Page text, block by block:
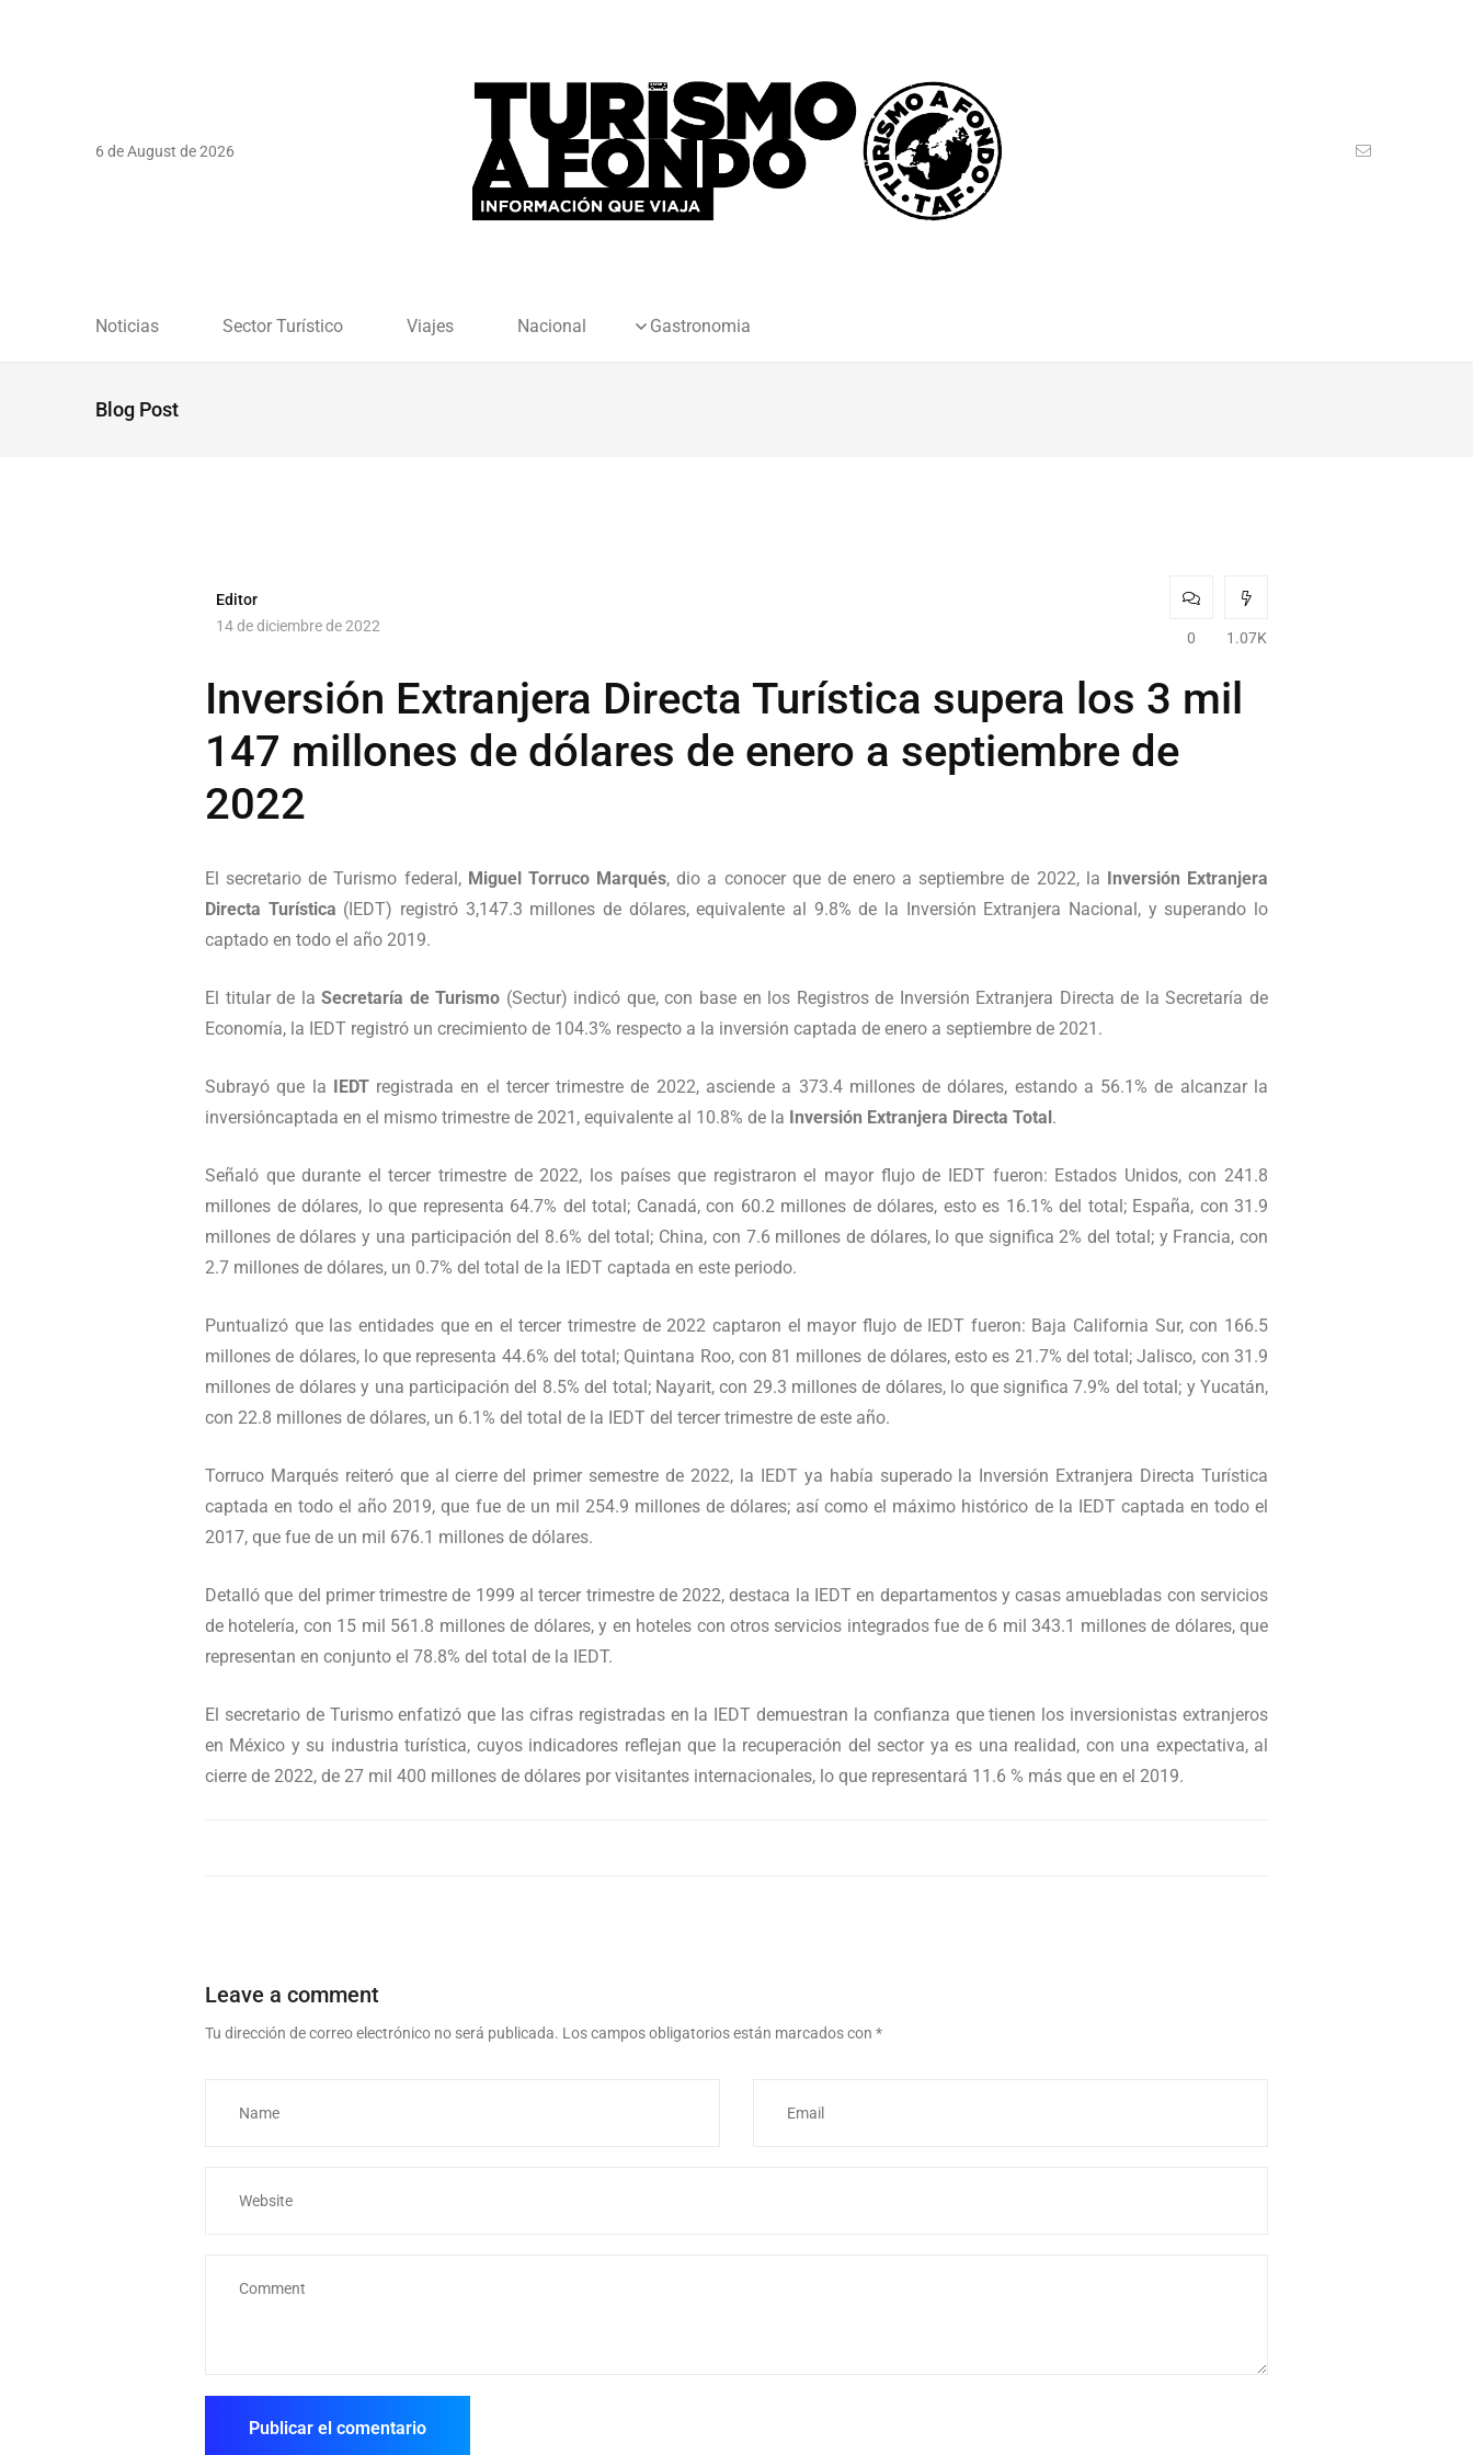
6 de August de 2026
Noticias Sector Turístico Viajes Nacional Gastronomia
Blog Post
Editor
14 de diciembre de 2022
0 1.07K
Inversión Extranjera Directa Turística supera los 3 mil
147 millones de dólares de enero a septiembre de
2022
El secretario de Turismo federal, Miguel Torruco Marqués, dio a conocer que de enero a septiembre de 2022, la Inversión Extranjera
Directa Turística (IEDT) registró 3,147.3 millones de dólares, equivalente al 9.8% de la Inversión Extranjera Nacional, y superando lo
captado en todo el año 2019.
El titular de laSecretaría de Turismo (Sectur) indicó que, con base en los Registros de Inversión Extranjera Directa de la Secretaría de
Economía, la IEDT registró un crecimiento de 104.3% respecto a la inversión captada de enero a septiembre de 2021.
Subrayó que la IEDTregistrada en el tercer trimestre de 2022, asciende a 373.4 millones de dólares, estando a 56.1% de alcanzar la
inversióncaptada en el mismo trimestre de 2021, equivalente al 10.8% de la Inversión Extranjera Directa Total.
Señaló que durante el tercer trimestre de 2022, los países que registraron el mayor flujo de IEDT fueron: Estados Unidos, con 241.8
millones de dólares, lo que representa 64.7% del total; Canadá, con 60.2 millones de dólares, esto es 16.1% del total; España, con 31.9
millones de dólares y una participación del 8.6% del total; China, con 7.6 millones de dólares, lo que significa 2% del total; y Francia, con
2.7 millones de dólares, un 0.7% del total de la IEDT captada en este periodo.
Puntualizó que las entidades que en el tercer trimestre de 2022 captaron el mayor flujo de IEDT fueron: Baja California Sur, con 166.5
millones de dólares, lo que representa 44.6% del total; Quintana Roo, con 81 millones de dólares, esto es 21.7% del total; Jalisco, con 31.9
millones de dólares y una participación del 8.5% del total; Nayarit, con 29.3 millones de dólares, lo que significa 7.9% del total; y Yucatán,
con 22.8 millones de dólares, un 6.1% del total de la IEDT del tercer trimestre de este año.
Torruco Marqués reiteró que al cierre del primer semestre de 2022, la IEDT ya había superado la Inversión Extranjera Directa Turística
captada en todo el año 2019, que fue de un mil 254.9 millones de dólares; así como el máximo histórico de la IEDT captada en todo el
2017, que fue de un mil 676.1 millones de dólares.
Detalló que del primer trimestre de 1999 al tercer trimestre de 2022, destaca la IEDT en departamentos y casas amuebladas con servicios
de hotelería, con 15 mil 561.8 millones de dólares, y en hoteles con otros servicios integrados fue de 6 mil 343.1 millones de dólares, que
representan en conjunto el 78.8% del total de la IEDT.
El secretario de Turismo enfatizó que las cifras registradas en la IEDT demuestran la confianza que tienen los inversionistas extranjeros
en México y su industria turística, cuyos indicadores reflejan que la recuperación del sector ya es una realidad, con una expectativa, al
cierre de 2022, de 27 mil 400 millones de dólares por visitantes internacionales, lo que representará 11.6 % más que en el 2019.
Leave a comment
Tu dirección de correo electrónico no será publicada. Los campos obligatorios están marcados con *